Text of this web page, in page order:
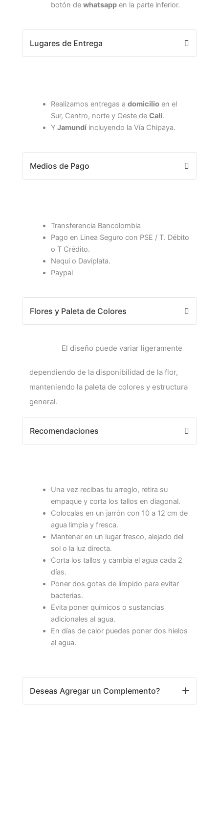
botón de whatsappen la parte inferior.
Lugares de Entrega
Realizamos entregas a domicilioen el
Sur, Centro, norte y Oeste de Cali.
Y Jamundíincluyendo la Vía Chipaya.
Medios de Pago
Transferencia Bancolombia
Pago en Linea Seguro con PSE / T. Débito
o T Crédito.
Nequi o Daviplata.
Paypal
Flores y Paleta de Colores
El diseño puede variar ligeramente
dependiendo de la disponibilidad de la flor,
manteniendo la paleta de colores y estructura
general.
Recomendaciones
Una vez recibas tu arreglo, retira su
empaque y corta los tallos en diagonal.
Colocalas en un jarrón con 10 a 12 cm de
agua limpia y fresca.
Mantener en un lugar fresco, alejado del
sol o la luz directa.
Corta los tallos y cambia el agua cada 2
días.
Poner dos gotas de límpido para evitar
bacterias.
Evita poner químicos o sustancias
adicionales al agua.
En días de calor puedes poner dos hielos
al agua.
Deseas Agregar un Complemento?